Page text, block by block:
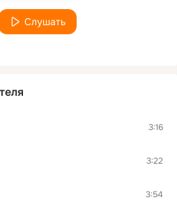
Слушать
3:16
3:22
3:54